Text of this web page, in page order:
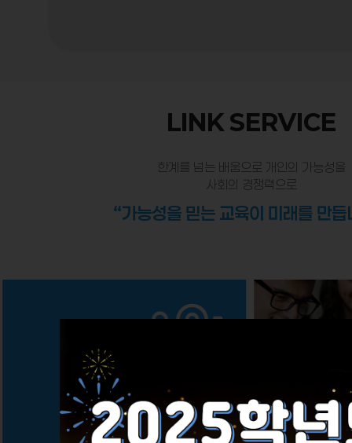
LINK SERVICE
한계를 넘는 배움으로 개인의 가능성을
사회의 경쟁력으로
“가능성을 믿는 교육이 미래를 만듭